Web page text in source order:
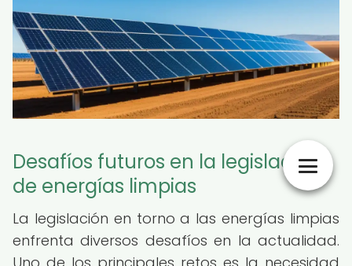
Desafíos futuros en la legislación
de energías limpias
La legislación en torno a las energías limpias
enfrenta diversos desafíos en la actualidad.